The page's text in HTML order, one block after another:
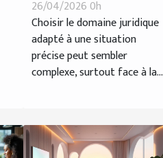
juridique pour votre
situation ?
26/04/2026 0h
Choisir le domaine juridique
adapté à une situation
précise peut sembler
complexe, surtout face à la...